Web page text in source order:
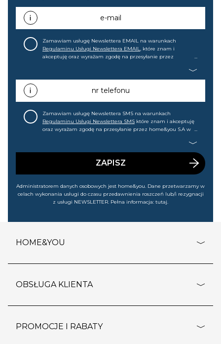
e-mail
Zamawiam usługę Newslettera EMAIL na warunkach
Regulaminu Usługi Newslettera EMAIL, które znam i
akceptuję oraz wyrażam zgodę na przesyłanie przez
promocjach, wyprzedażach). Wiem, że mogę tę zgodę w
każdej chwili cofnąć.nr telefonu
Zamawiam usługę Newslettera SMS na warunkach
Regulaminu Usługi Newslettera SMS które znam i akceptuję
oraz wyrażam zgodę na przesyłanie przez home&you S.A w
wyprzedażach). Wiem, że mogę tę zgodę w każdej chwili
ZAPISZ
Administratorem danych osobowych jest home&you. Dane przetwarzamy w
celach wykonania usługi do czasu przedawnienia roszczeń lub/i rezygnacji
z usługi NEWSLETTER. Pełna informacja: tutaj.
HOME&YOU
o firmie
polityka prywatności
OBSŁUGA KLIENTA
dostawy i płatność
PROMOCJE I RABATY